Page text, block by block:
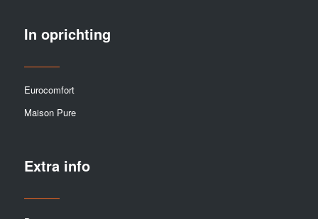
In oprichting
Eurocomfort
Maison Pure
Extra info